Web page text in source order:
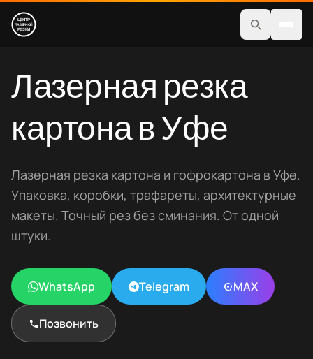
Услуги
Магазин
Работы
Шрифты
Для бизнеса
+7(937)483-80-03
Лазерная резка
картона в Уфе
Лазерная резка картона и гофрокартона в Уфе.
Упаковка, коробки, трафареты, архитектурные
макеты. Точный рез без сминания. От одной
штуки.
WhatsApp Telegram MAX
Позвонить